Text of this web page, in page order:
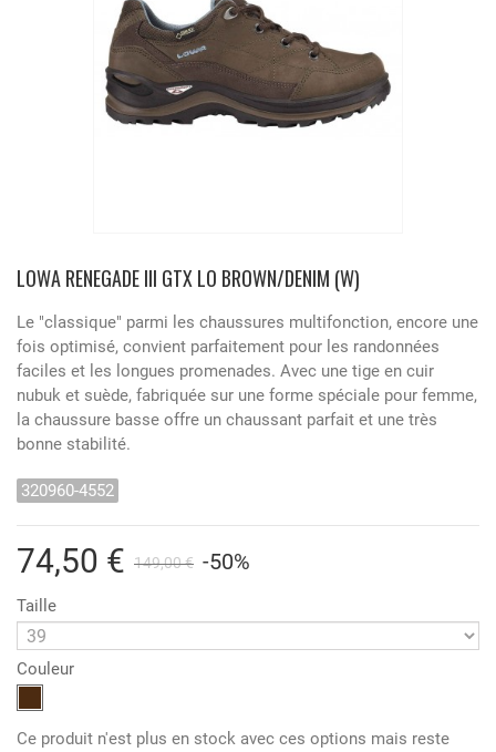
LOWA RENEGADE III GTX LO BROWN/DENIM (W)
Le "classique" parmi les chaussures multifonction, encore une
fois optimisé, convient parfaitement pour les randonnées
faciles et les longues promenades. Avec une tige en cuir
nubuk et suède, fabriquée sur une forme spéciale pour femme,
la chaussure basse offre un chaussant parfait et une très
bonne stabilité.
320960-4552
74,50 € 149,00 € -50%
Taille
Couleur
Ce produit n'est plus en stock avec ces options mais reste